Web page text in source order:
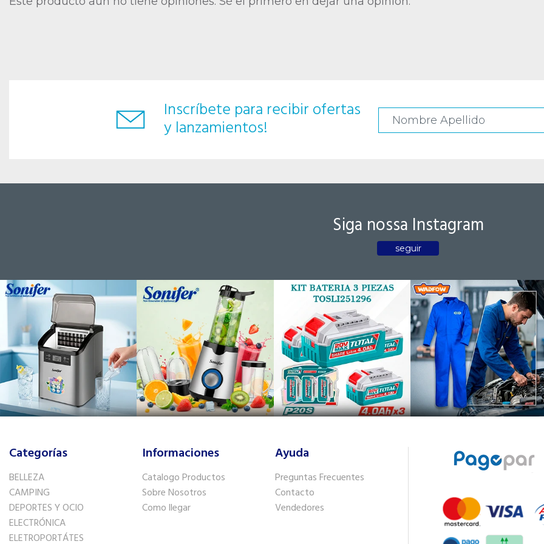
Inscríbete para recibir ofertas
y lanzamientos!
Siga nossa Instagram
seguir
Categorías
BELLEZA
CAMPING
DEPORTES Y OCIO
ELECTRÓNICA
ELETROPORTÁTES
Informaciones
Catalogo Productos
Sobre Nosotros
Como llegar
Ayuda
Preguntas Frecuentes
Contacto
Vendedores